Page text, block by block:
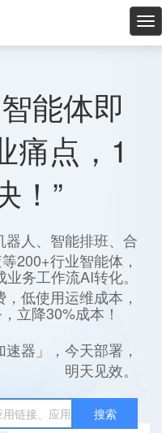
星
能体即
痛点，1
！”
人、智能排班、合
200+行业智能体，
务工作流AI转化。
低使用运维成本，
立降30%成本！
器」，今天部署，
明天见效。
搜索